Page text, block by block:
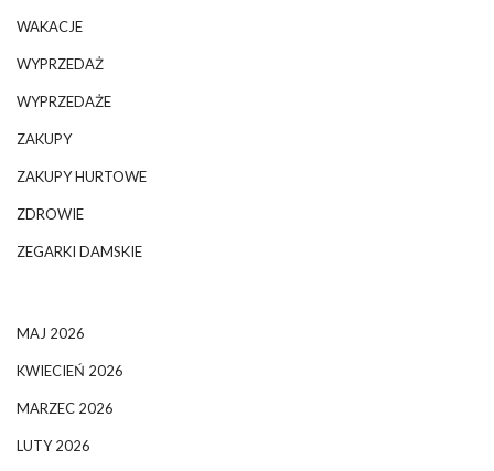
WAKACJE
WYPRZEDAŻ
WYPRZEDAŻE
ZAKUPY
ZAKUPY HURTOWE
ZDROWIE
ZEGARKI DAMSKIE
MAJ 2026
KWIECIEŃ 2026
MARZEC 2026
LUTY 2026